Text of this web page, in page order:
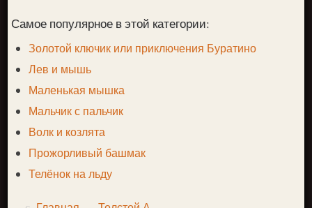
Самое популярное в этой категории:
Золотой ключик или приключения Буратино
Лев и мышь
Маленькая мышка
Мальчик с пальчик
Волк и козлята
Прожорливый башмак
Телёнок на льду